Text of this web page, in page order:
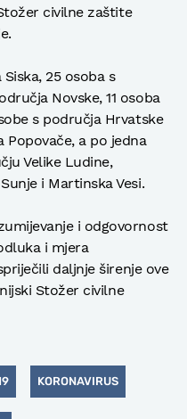
civilne zaštite
25 osoba s
Novske, 11 osoba
s područja Hrvatske
Popovače, a po jedna
Velike Ludine,
i Martinska Vesi.
i odgovornost
i mjera
daljnje širenje ove
Stožer civilne
KORONAVIRUS